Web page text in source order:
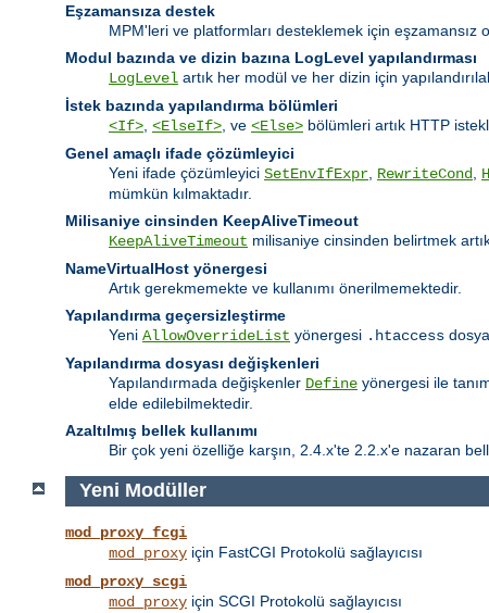
Eşzamansıza destek
MPM'leri ve platformları desteklemek için eşzamansız
Modul bazında ve dizin bazına LogLevel yapılandırması
LogLevel artık her modül ve her dizin için
İstek bazında yapılandırma bölümleri
<If> <ElseIf> , ve <Else> bölümleri artık HTTP
Genel amaçlı ifade çözümleyici
Yeni ifade çözümleyici SetEnvIfExpr RewriteCond
mümkün kılmaktadır.
Milisaniye cinsinden KeepAliveTimeout
KeepAliveTimeout milisaniye cinsinden belirtmek
NameVirtualHost yönergesi
Artık gerekmemekte ve kullanımı önerilmemektedir.
Yapılandırma geçersizleştirme
Yeni AllowOverrideList yönergesi .htaccess
Yapılandırma dosyası değişkenleri
Yapılandırmada değişkenler Define yönergesi ile
elde edilebilmektedir.
Azaltılmış bellek kullanımı
Bir çok yeni özelliğe karşın, 2.4.x'te 2.2.x'e nazaran
Yeni Modüller
mod_proxy_fcgi
mod_proxy için FastCGI Protokolü sağlayıcısı
mod_proxy_scgi
mod_proxy için SCGI Protokolü sağlayıcısı